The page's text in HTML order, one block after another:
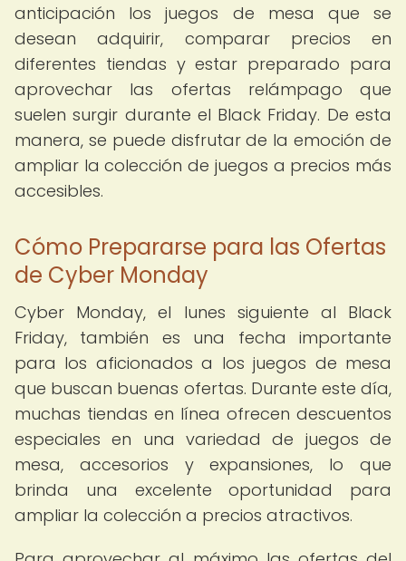
anticipación los juegos de mesa que se
desean adquirir, comparar precios en
diferentes tiendas y estar preparado para
aprovechar las ofertas relámpago que
suelen surgir durante el Black Friday. De esta
manera, se puede disfrutar de la emoción de
ampliar la colección de juegos a precios más
accesibles.
Cómo Prepararse para las Ofertas
de Cyber Monday
Cyber Monday, el lunes siguiente al Black
Friday, también es una fecha importante
para los aficionados a los juegos de mesa
que buscan buenas ofertas. Durante este día,
muchas tiendas en línea ofrecen descuentos
especiales en una variedad de juegos de
mesa, accesorios y expansiones, lo que
brinda una excelente oportunidad para
ampliar la colección a precios atractivos.